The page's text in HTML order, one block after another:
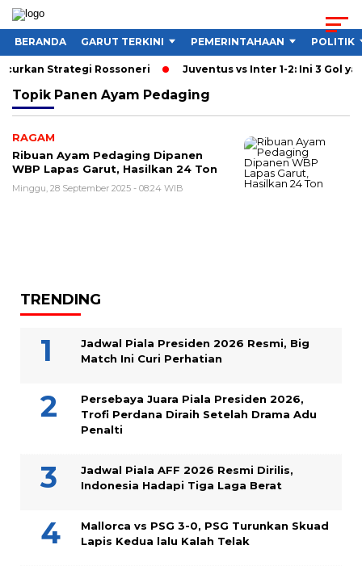
BERANDA GARUT TERKINI PEMERINTAHAAN POLITIK
Strategi Rossoneri Juventus vs Inter 1-2: Ini 3 Gol
Topik Panen Ayam Pedaging
RAGAM
Ribuan Ayam Pedaging Dipanen
WBP Lapas Garut, Hasilkan 24 Ton
Minggu, 28 September 2025 - 08:24 WIB
TRENDING
Jadwal Piala Presiden 2026 Resmi, Big
Match Ini Curi Perhatian
Persebaya Juara Piala Presiden 2026,
Trofi Perdana Diraih Setelah Drama Adu
Penalti
Jadwal Piala AFF 2026 Resmi Dirilis,
Indonesia Hadapi Tiga Laga Berat
Mallorca vs PSG 3-0, PSG Turunkan Skuad
Lapis Kedua lalu Kalah Telak